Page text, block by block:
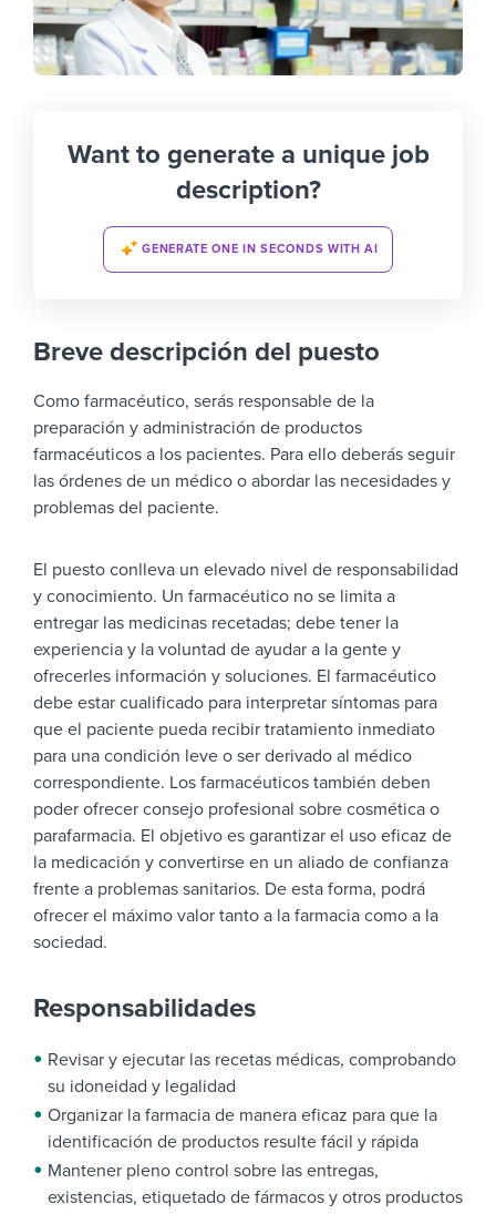
Want to generate a unique job
description?
GENERATE ONE IN SECONDS WITH AI
Breve descripción del puesto
Como farmacéutico, serás responsable de la
preparación y administración de productos
farmacéuticos a los pacientes. Para ello deberás seguir
las órdenes de un médico o abordar las necesidades y
problemas del paciente.
El puesto conlleva un elevado nivel de responsabilidad
y conocimiento. Un farmacéutico no se limita a
entregar las medicinas recetadas; debe tener la
experiencia y la voluntad de ayudar a la gente y
ofrecerles información y soluciones. El farmacéutico
debe estar cualificado para interpretar síntomas para
que el paciente pueda recibir tratamiento inmediato
para una condición leve o ser derivado al médico
correspondiente. Los farmacéuticos también deben
poder ofrecer consejo profesional sobre cosmética o
parafarmacia. El objetivo es garantizar el uso eficaz de
la medicación y convertirse en un aliado de confianza
frente a problemas sanitarios. De esta forma, podrá
ofrecer el máximo valor tanto a la farmacia como a la
sociedad.
Responsabilidades
Revisar y ejecutar las recetas médicas, comprobando
su idoneidad y legalidad
Organizar la farmacia de manera eficaz para que la
identificación de productos resulte fácil y rápida
Mantener pleno control sobre las entregas,
existencias, etiquetado de fármacos y otros productos